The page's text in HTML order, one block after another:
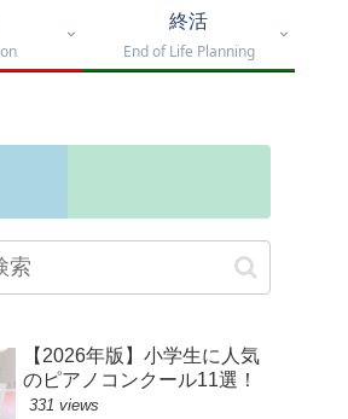
終活
End of Life Planning
【2026年版】小学生に人気
のピアノコンクール11選！
331 views